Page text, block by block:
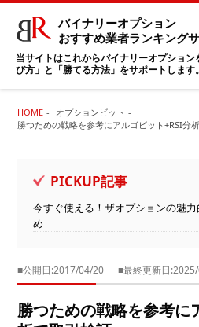
バイナリーオプション
おすすめ業者ランキング
当サイトはこれからバイナリーオプショ
び方」と「勝てる方法」をサポートします。
HOME
オプションビット
勝つための戦略を参考にアルゴビット+RSI分
PICKUP記事
今すぐ使える！ザオプションの魅
め
■公開日:2017/04/20 ■最終更新日
勝つための戦略を参考に